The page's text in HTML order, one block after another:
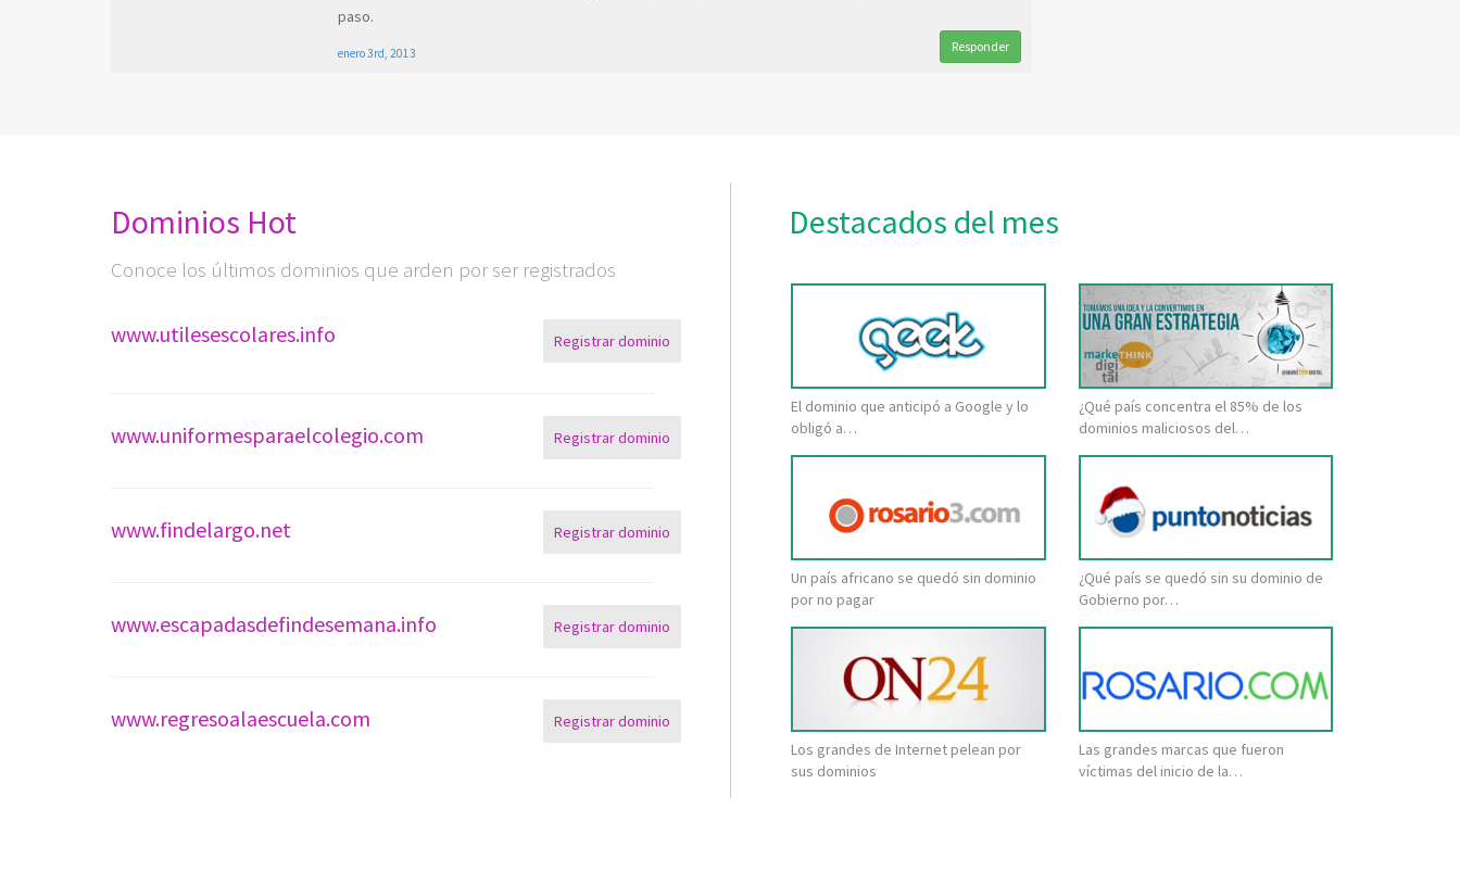
paso.
enero 3rd, 2013 Responder
Dominios Hot
Conoce los últimos dominios que arden por ser registrados
www.utilesescolares.info Registrar dominio
www.uniformesparaelcolegio.com Registrar dominio
www.findelargo.net Registrar dominio
www.escapadasdefindesemana.info Registrar dominio
www.regresoalaescuela.com Registrar dominio
Destacados del mes
El dominio que anticipó a Google y lo
obligó a…
¿Qué país concentra el 85% de los
dominios maliciosos del…
Un país africano se quedó sin dominio
por no pagar
¿Qué país se quedó sin su dominio de
Gobierno por…
Los grandes de Internet pelean por
sus dominios
Las grandes marcas que fueron
víctimas del inicio de la…